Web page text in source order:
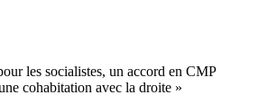
les socialistes, un accord en CMP
cohabitation avec la droite »